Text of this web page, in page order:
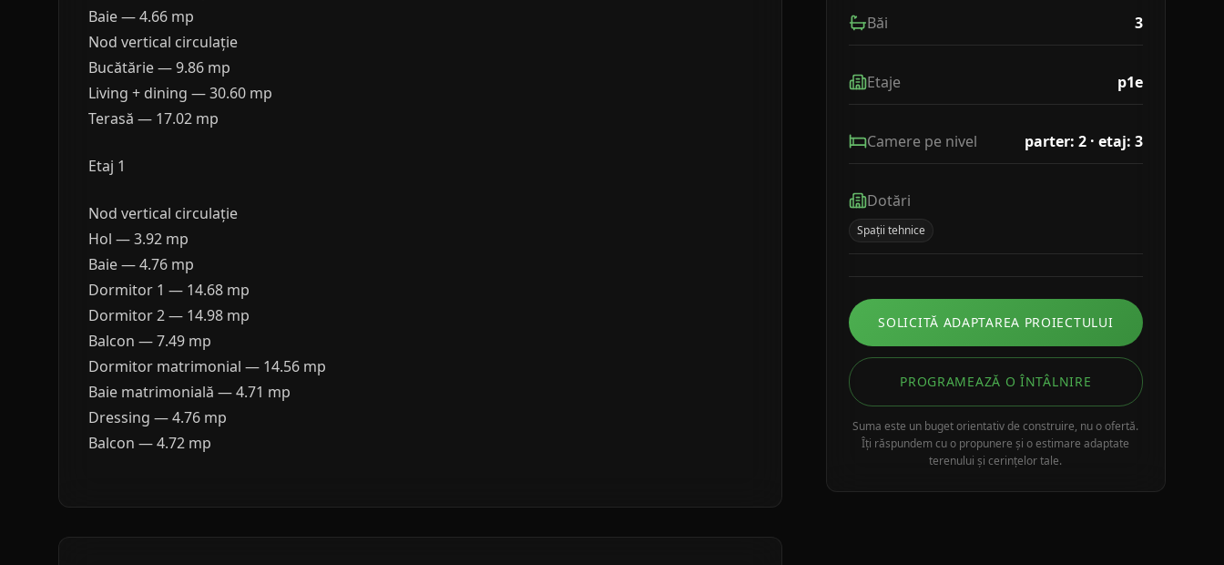
Baie — 4.66 mp
Nod vertical circulație
Bucătărie — 9.86 mp
Living + dining — 30.60 mp
Terasă — 17.02 mp
Etaj 1
Nod vertical circulație
Hol — 3.92 mp
Baie — 4.76 mp
Dormitor 1 — 14.68 mp
Dormitor 2 — 14.98 mp
Balcon — 7.49 mp
Dormitor matrimonial — 14.56 mp
Baie matrimonială — 4.71 mp
Dressing — 4.76 mp
Balcon — 4.72 mp
Băi 3
Etaje p1e
Camere pe nivel parter: 2 · etaj: 3
Dotări
Spații tehnice
SOLICITĂ ADAPTAREA PROIECTULUI
PROGRAMEAZĂ O ÎNTÂLNIRE
Suma este un buget orientativ de construire, nu o ofertă.
Îți răspundem cu o propunere și o estimare adaptate
terenului și cerințelor tale.